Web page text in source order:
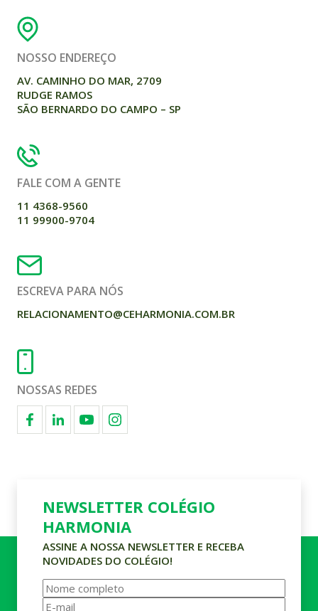
NOSSO ENDEREÇO
AV. CAMINHO DO MAR, 2709
RUDGE RAMOS
SÃO BERNARDO DO CAMPO – SP
FALE COM A GENTE
11 4368-9560
11 99900-9704
ESCREVA PARA NÓS
RELACIONAMENTO@CEHARMONIA.COM.BR
NOSSAS REDES
NEWSLETTER COLÉGIO
HARMONIA
ASSINE A NOSSA NEWSLETTER E RECEBA
NOVIDADES DO COLÉGIO!